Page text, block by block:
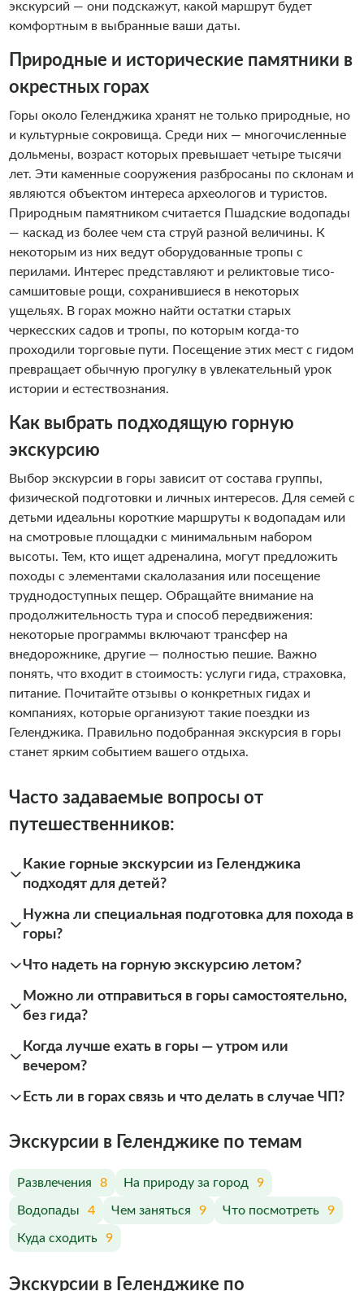
экскурсий — они подскажут, какой маршрут будет
комфортным в выбранные ваши даты.
Природные и исторические памятники в
окрестных горах
Горы около Геленджика хранят не только природные, но
и культурные сокровища. Среди них — многочисленные
дольмены, возраст которых превышает четыре тысячи
лет. Эти каменные сооружения разбросаны по склонам и
являются объектом интереса археологов и туристов.
Природным памятником считается Пшадские водопады
— каскад из более чем ста струй разной величины. К
некоторым из них ведут оборудованные тропы с
перилами. Интерес представляют и реликтовые тисо-
самшитовые рощи, сохранившиеся в некоторых
ущельях. В горах можно найти остатки старых
черкесских садов и тропы, по которым когда-то
проходили торговые пути. Посещение этих мест с гидом
превращает обычную прогулку в увлекательный урок
истории и естествознания.
Как выбрать подходящую горную
экскурсию
Выбор экскурсии в горы зависит от состава группы,
физической подготовки и личных интересов. Для семей с
детьми идеальны короткие маршруты к водопадам или
на смотровые площадки с минимальным набором
высоты. Тем, кто ищет адреналина, могут предложить
походы с элементами скалолазания или посещение
труднодоступных пещер. Обращайте внимание на
продолжительность тура и способ передвижения:
некоторые программы включают трансфер на
внедорожнике, другие — полностью пешие. Важно
понять, что входит в стоимость: услуги гида, страховка,
питание. Почитайте отзывы о конкретных гидах и
компаниях, которые организуют такие поездки из
Геленджика. Правильно подобранная экскурсия в горы
станет ярким событием вашего отдыха.
Часто задаваемые вопросы от
путешественников:
Какие горные экскурсии из Геленджика
подходят для детей?
Нужна ли специальная подготовка для похода в
горы?
Что надеть на горную экскурсию летом?
Можно ли отправиться в горы самостоятельно,
без гида?
Когда лучше ехать в горы — утром или
вечером?
Есть ли в горах связь и что делать в случае ЧП?
Экскурсии в Геленджике по темам
Развлечения 8 На природу за город 9
Водопады 4 Чем заняться 9 Что посмотреть 9
Куда сходить 9
Экскурсии в Геленджике по